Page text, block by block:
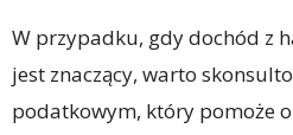
W przypadku, gdy dochód z
jest znaczący, warto
podatkowym, który pomoże